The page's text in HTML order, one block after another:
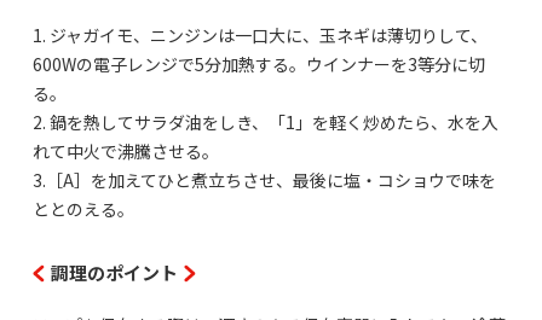
1. ジャガイモ、ニンジンは一口大に、玉ネギは薄切りして、
600Wの電子レンジで5分加熱する。ウインナーを3等分に切
る。
2. 鍋を熱してサラダ油をしき、「1」を軽く炒めたら、水を入
れて中火で沸騰させる。
3.［A］を加えてひと煮立ちさせ、最後に塩・コショウで味を
ととのえる。
調理のポイント